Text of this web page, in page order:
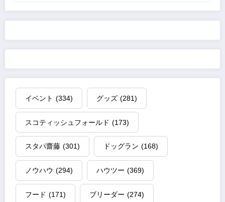
イベント (334) グッズ (281)
スコティッシュフォールド (173)
スタパ齋藤 (301) ドッグラン (168)
ノウハウ (294) ハウツー (369)
フード (171) ブリーダー (274)